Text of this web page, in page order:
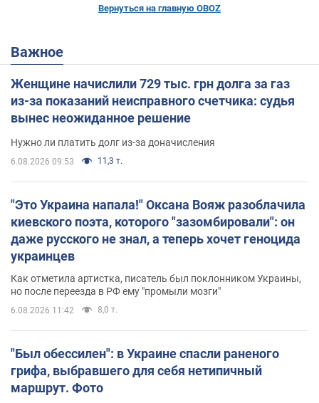
Вернуться на главную OBOZ
Важное
Женщине начислили 729 тыс. грн долга за газ
из-за показаний неисправного счетчика: судья
вынес неожиданное решение
Нужно ли платить долг из-за доначисления
6.08.2026 09:53 11,3 т.
"Это Украина напала!" Оксана Вояж разоблачила
киевского поэта, которого "зазомбировали": он
даже русского не знал, а теперь хочет геноцида
украинцев
Как отметила артистка, писатель был поклонником Украины,
но после переезда в РФ ему "промыли мозги"
6.08.2026 11:42 8,0 т.
"Был обессилен": в Украине спасли раненого
грифа, выбравшего для себя нетипичный
маршрут. Фото